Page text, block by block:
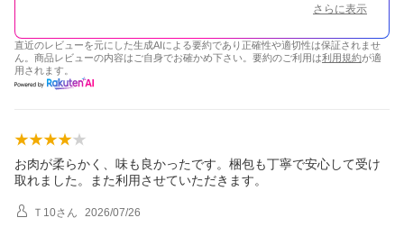
さらに表示
直近のレビューを元にした生成AIによる要約であり正確性や適切性は保証されませ
ん。商品レビューの内容はご自身でお確かめ下さい。要約のご利用は利用規約が適
用されます。
お肉が柔らかく、味も良かったです。梱包も丁寧で安心して受け
取れました。また利用させていただきます。
Ｔ10さん 2026/07/26